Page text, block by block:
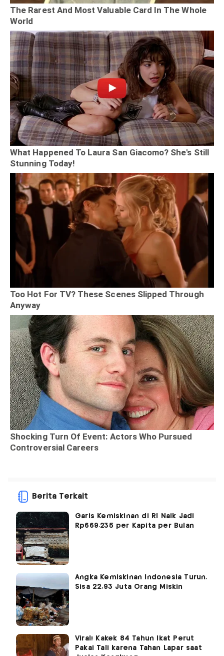
Berita Terkait
Garis Kemiskinan di RI Naik Jadi
Rp669.235 per Kapita per Bulan
Angka Kemiskinan Indonesia Turun,
Sisa 22,93 Juta Orang Miskin
Viral! Kakek 84 Tahun Ikat Perut
Pakai Tali karena Tahan Lapar saat